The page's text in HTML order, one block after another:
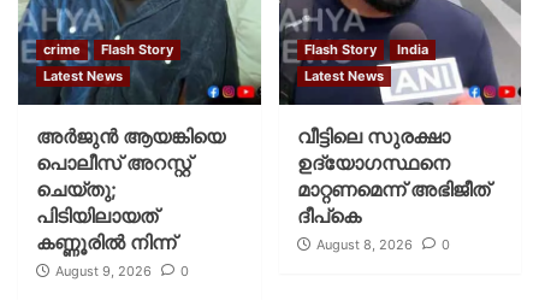
crime
Flash Story
Latest News
അർജുൻ ആയങ്കിയെ
പൊലീസ് അറസ്റ്റ്
ചെയ്‌തു;
പിടിയിലായത്
കണ്ണൂരിൽ നിന്ന്
August 9, 2026 0
Flash Story
India
Latest News
വീട്ടിലെ സുരക്ഷാ
ഉദ്യോഗസ്ഥനെ
മാറ്റണമെന്ന് അഭിജീത്
ദീപ്‌കെ
August 8, 2026 0